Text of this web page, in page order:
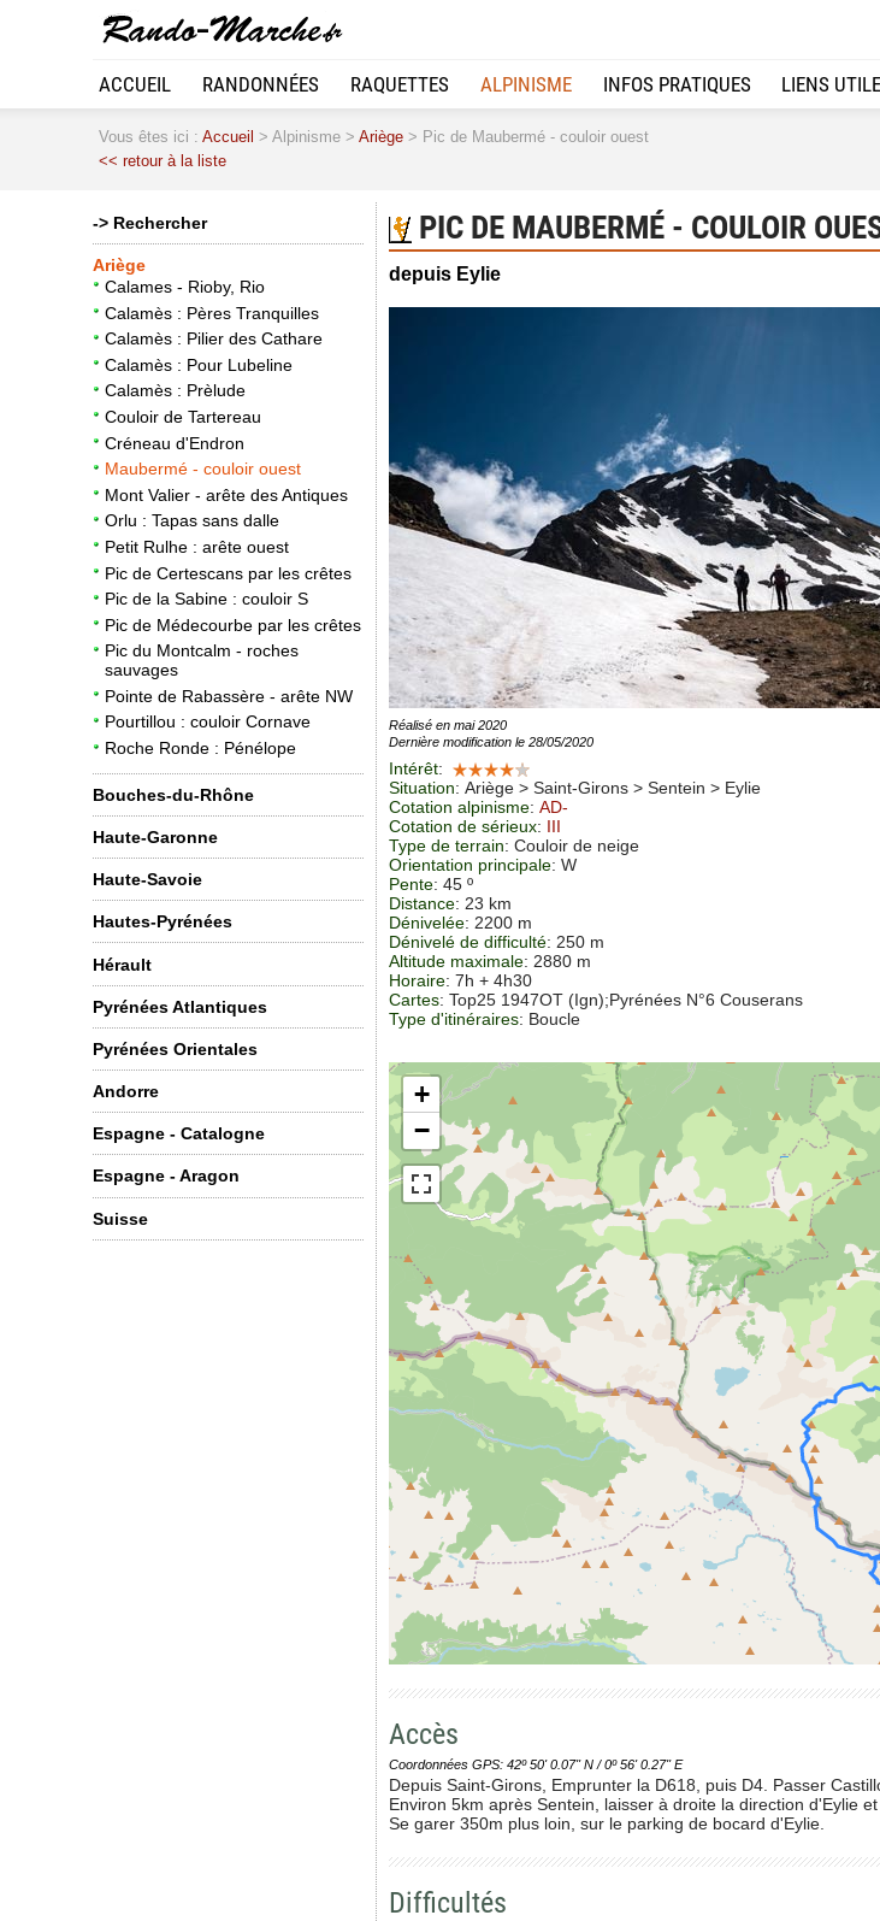
ACCUEIL RANDONNÉES RAQUETTES ALPINISME INFOS PRATIQUES LIENS
Vous êtes ici : Accueil > Alpinisme > Ariège > Pic de Maubermé - couloir ouest
<< retour à la liste
-> Rechercher
Ariège
Calames - Rioby, Rio
Calamès : Pères Tranquilles
Calamès : Pilier des Cathare
Calamès : Pour Lubeline
Calamès : Prèlude
Couloir de Tartereau
Créneau d'Endron
Maubermé - couloir ouest
Mont Valier - arête des Antiques
Orlu : Tapas sans dalle
Petit Rulhe : arête ouest
Pic de Certescans par les crêtes
Pic de la Sabine : couloir S
Pic de Médecourbe par les crêtes
Pic du Montcalm - roches
sauvages
Pointe de Rabassère - arête NW
Pourtillou : couloir Cornave
Roche Ronde : Pénélope
Bouches-du-Rhône
Haute-Garonne
Haute-Savoie
Hautes-Pyrénées
Hérault
Pyrénées Atlantiques
Pyrénées Orientales
Andorre
Espagne - Catalogne
Espagne - Aragon
Suisse
PIC DE MAUBERMÉ - COULOIR
depuis Eylie
Réalisé en mai 2020
Dernière modification le 28/05/2020
Intérêt:
Situation: Ariège > Saint-Girons > Sentein > Eylie
Cotation alpinisme: AD-
Cotation de sérieux: III
Type de terrain: Couloir de neige
Orientation principale: W
Pente: 45 º
Distance: 23 km
Dénivelée: 2200 m
Dénivelé de difficulté: 250 m
Altitude maximale: 2880 m
Horaire: 7h + 4h30
Cartes: Top25 1947OT (Ign);Pyrénées N°6 Couserans
Type d'itinéraires: Boucle
+
−
Accès
Coordonnées GPS: 42º 50' 0.07'' N / 0º 56' 0.27'' E
Depuis Saint-Girons, Emprunter la D618, puis D4. Passer
Environ 5km après Sentein, laisser à droite la direction d'Eylie
Se garer 350m plus loin, sur le parking de bocard d'Eylie.
Difficultés